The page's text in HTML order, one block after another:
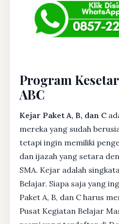
Program
ABC
Kejar Paket A, B, dan C
mereka yang sudah
tetapi ingin memiliki
dan ijazah yang setara
SMA. Kejar adalah
Belajar. Siapa saja yang
Paket A, B, dan C harus
Pusat Kegiatan Belajar